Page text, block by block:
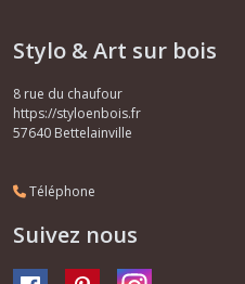
Stylo & Art sur bois
8 rue du chaufour
https://styloenbois.fr
57640 Bettelainville
Téléphone
Suivez nous